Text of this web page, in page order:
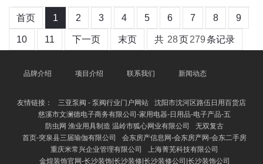
首页 1 2 3 4 5 6 7 8 9
10 11 下一页 末页 共 28页279条记录
品牌介绍 项目介绍 联系我们 新闻动态
友情链接： 三亚泵阀 - 泵阀行业门户网站
沈阳市沈河区路伍日用百货店
慈溪市文澜德电子商务有限公司-家用电器-日用品-电子产品-五
防虫网 渔业用具制造 温岭市狐心网业有限公司
无双复古
首页-突泉县三届瑜伽有限公司
会东房产信息网-会东房产网-会东二手房
重庆米常兴企业管理有限公司
上海菁芜科技有限公司
金煌装饰官网-长沙装饰|长沙装修|长沙装修公司|长沙装饰公司